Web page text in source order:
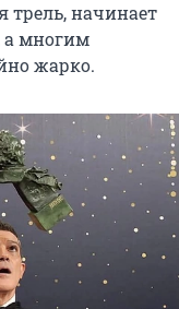
трель, начинает
а многим
жарко.